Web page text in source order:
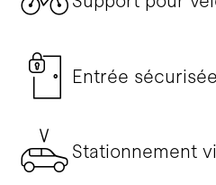
Entrée sécurisée
Stationnement